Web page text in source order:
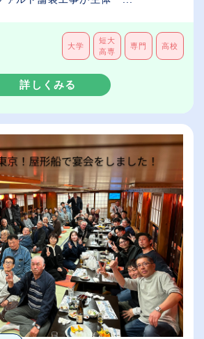
大学
短大
高専
専門 高校
詳しくみる